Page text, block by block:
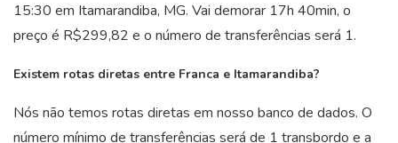
15:30 em Itamarandiba, MG. Vai demorar 17h 40min, o
preço é R$299,82 e o número de transferências será 1.
Existem rotas diretas entre Franca e Itamarandiba?
Nós não temos rotas diretas em nosso banco de dados. O
número mínimo de transferências será de 1 transbordo e a